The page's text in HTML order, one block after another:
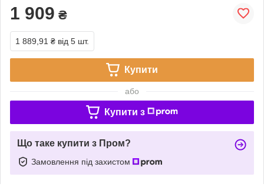
1 909 ₴
1 889,91 ₴ від 5 шт.
Купити
або
Купити з
Що таке купити з Пром?
Замовлення під захистом